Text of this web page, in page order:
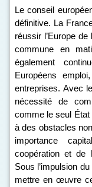
Le conseil
définitive. La
réussir l’Europe
commune en
également
Européens
entreprises. Avec
nécessité de
comme le seul État
à des obstacles
importance
coopération et de
Sous l’impulsion
mettre en œuvre